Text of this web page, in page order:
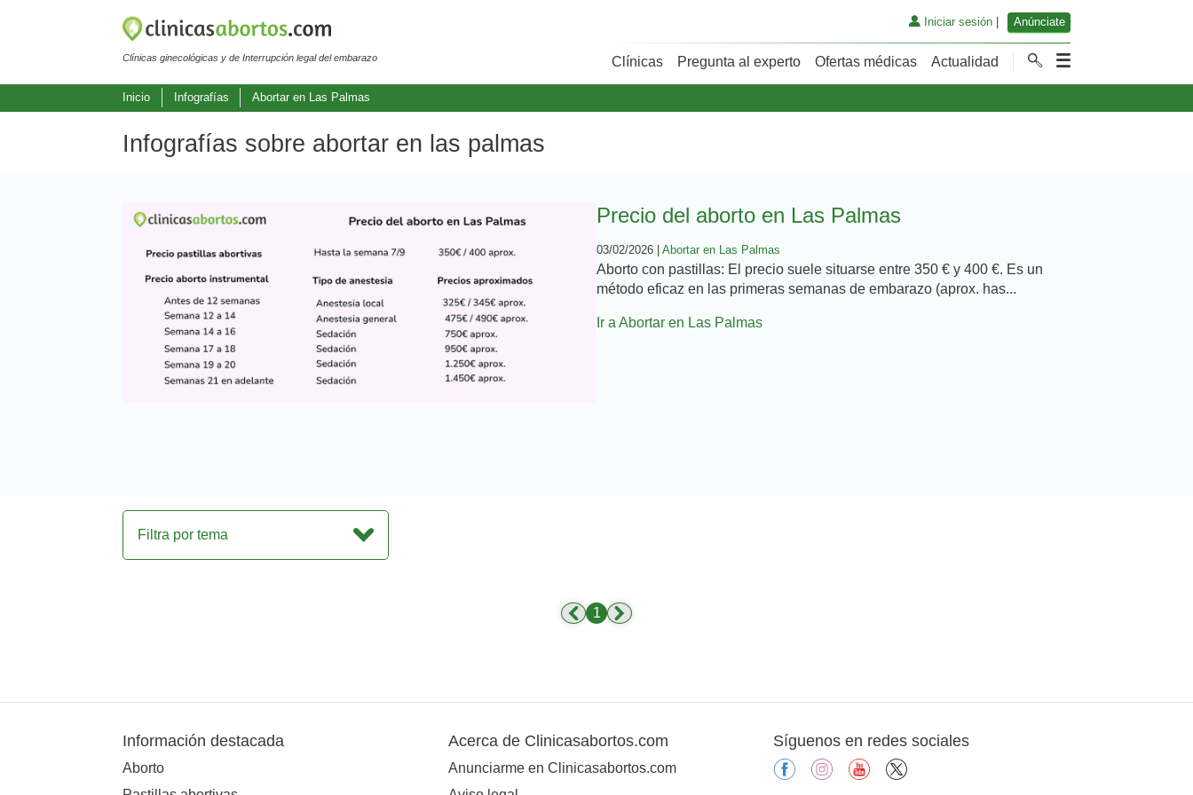
Clínicas ginecológicas y de Interrupción legal del embarazo
Iniciar sesión| Anúnciate
Clínicas Pregunta al experto Ofertas médicas Actualidad
Inicio Infografías Abortar en Las Palmas
Infografías sobre abortar en las palmas
Precio del aborto en Las Palmas
03/02/2026 | Abortar en Las Palmas
Aborto con pastillas: El precio suele situarse entre 350 € y 400 €. Es un
método eficaz en las primeras semanas de embarazo (aprox. has...
Ir a Abortar en Las Palmas
Filtra por tema
1
Información destacada
Aborto
Acerca de Clinicasabortos.com
Anunciarme en Clinicasabortos.com
Síguenos en redes sociales
facebookinstagramyoutube